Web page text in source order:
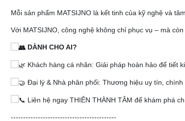
Mỗi sản phẩm MATSIJNO là kết tinh của kỹ nghệ và
Với MATSIJNO, công nghệ không chỉ phục vụ – mà
DÀNH CHO AI?
Khách hàng cá nhân: Giải pháp hoàn hảo để tiết
Đại lý & Nhà phân phối: Thương hiệu uy tín,
Liên hệ ngay THIÊN THÀNH TÂM để khám phá
-------------------------------------------